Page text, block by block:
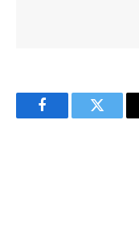
FacebookTwitter